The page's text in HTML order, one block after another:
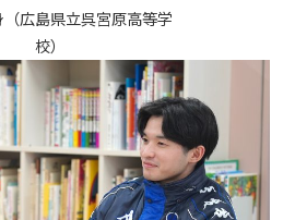
広島県立呉宮原高等学
校）